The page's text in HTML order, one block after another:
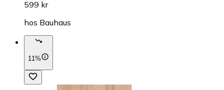
599 kr
hos Bauhaus
11%